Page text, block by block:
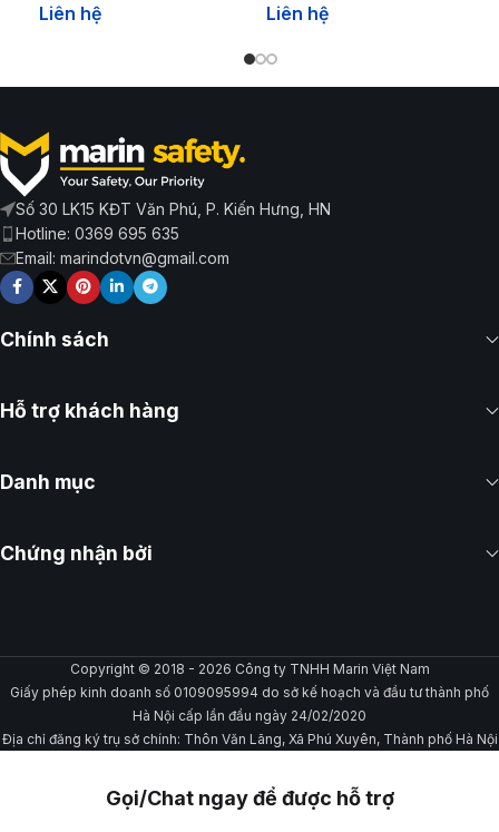
Liên hệ Liên hệ
Số 30 LK15 KĐT Văn Phú, P. Kiến Hưng, HN
Hotline: 0369 695 635
Email: marindotvn@gmail.com
Chính sách
Hỗ trợ khách hàng
Danh mục
Chứng nhận bởi
Copyright © 2018 - 2026 Công ty TNHH Marin Việt Nam
Giấy phép kinh doanh số 0109095994 do sở kế hoạch và đầu tư thành phố
Hà Nội cấp lần đầu ngày 24/02/2020
Địa chỉ đăng ký trụ sở chính: Thôn Văn Lãng, Xã Phú Xuyên, Thành phố Hà Nội
Gọi/Chat ngay để được hỗ trợ